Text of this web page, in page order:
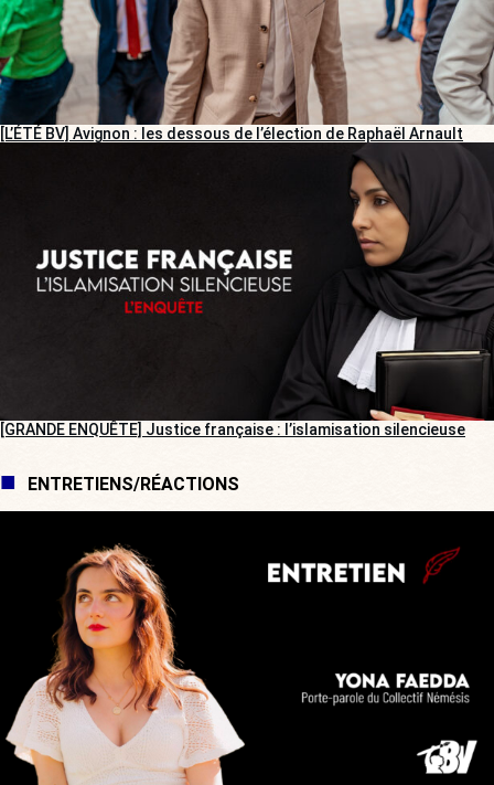
[L’ÉTÉ BV] Avignon : les dessous de l’élection de Raphaël Arnault
[GRANDE ENQUÊTE] Justice française : l’islamisation silencieuse
ENTRETIENS/RÉACTIONS